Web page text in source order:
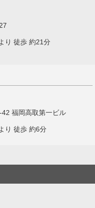
り 徒歩 約21分
福岡高取第一ビル
り 徒歩 約6分